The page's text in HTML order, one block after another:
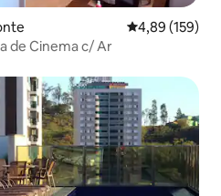
4,89 de uma
4,89 (159)
de Cinema c/ Ar